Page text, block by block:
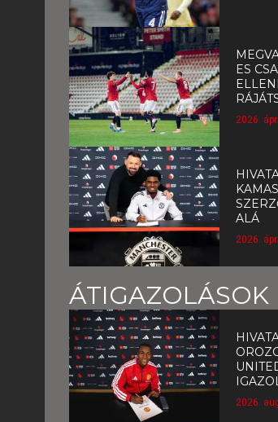
ES
2026.
ALÁ
2026.
ÁTIGAZOLÁSOK
2026.